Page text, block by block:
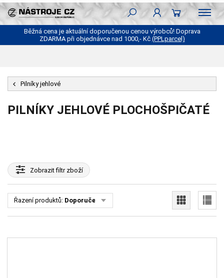
Běžná cena je aktuální doporučenou cenou výrobců! Doprava
ZDARMA při objednávce nad 1000,- Kč (PPLparcel)
Pilníky jehlové
PILNÍKY JEHLOVÉ PLOCHOŠPIČATÉ
Zobrazitfiltr zboží
Řazení produktů: Doporučené